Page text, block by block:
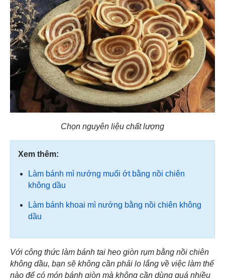
Chọn nguyên liệu chất lượng
Xem thêm:
Làm bánh mì nướng muối ớt bằng nồi chiên
không dầu
Làm bánh khoai mì nướng bằng nồi chiên không
dầu
Với công thức làm bánh tai heo giòn rụm bằng nồi chiên
không dầu, bạn sẽ không cần phải lo lắng về việc làm thế
nào để có món bánh giòn mà không cần dùng quá nhiều